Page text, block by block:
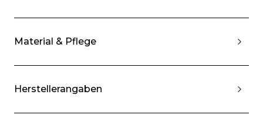
Material & Pflege
Herstellerangaben